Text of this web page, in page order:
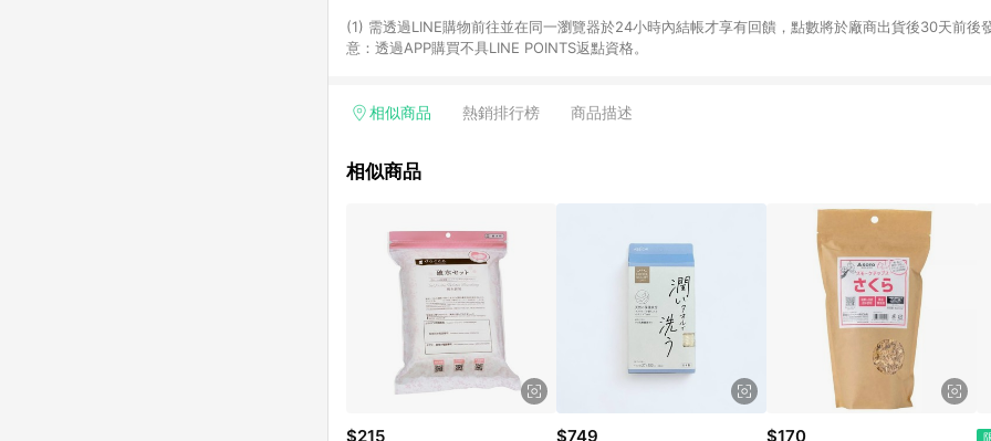
(1) 需透過LINE購物前往並在同一瀏覽器於24小時內結帳才享有回饋，點數將於廠商出貨後30天前後發送。
意：透過APP購買不具LINE POINTS返點資格。
相似商品 熱銷排行榜 商品描述
相似商品
$215 $749 $170